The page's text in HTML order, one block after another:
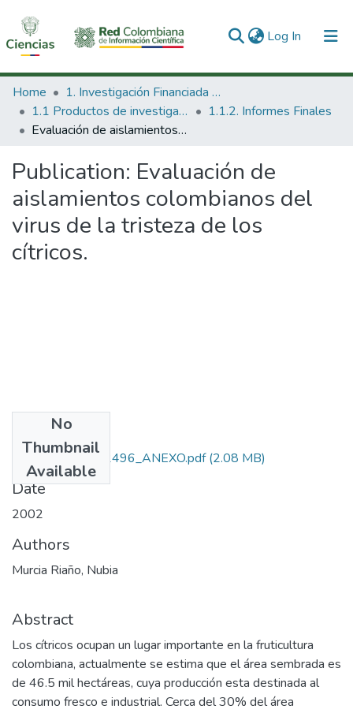
Log In (current)
Communities & Collections
All of DSpace
Home
1. Investigación Financiada con Recursos Públicos
1.1 Productos de investigación
1.1.2. Informes Finales
Evaluación de aislamientos colombianos del virus de la tristeza de los cítricos.
Publication: Evaluación de
aislamientos colombianos del
virus de la tristeza de los
cítricos.
No
Thumbnail
Available
IP7106-07-12496_ANEXO.pdf(2.08 MB)
Date
2002
Authors
Murcia Riaño, Nubia
Abstract
Los cítricos ocupan un lugar importante en la fruticultura
colombiana, actualmente se estima que el área sembrada es
de 46.5 mil hectáreas, cuya producción esta destinada al
consumo fresco e industrial. Cerca del 30% del área